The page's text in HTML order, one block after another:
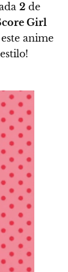
2 de
Girl
anime